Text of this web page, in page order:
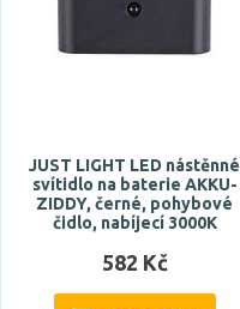
JUST LIGHT LED nástěnné
svítidlo na baterie AKKU-
ZIDDY, černé, pohybové
čidlo, nabíjecí 3000K
582 Kč